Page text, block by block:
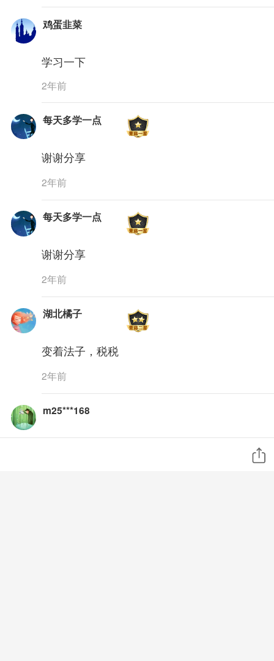
鸡蛋韭菜
学习一下
2年前
每天多学一点
谢谢分享
2年前
每天多学一点
谢谢分享
2年前
湖北橘子
变着法子，税税
2年前
m25***168